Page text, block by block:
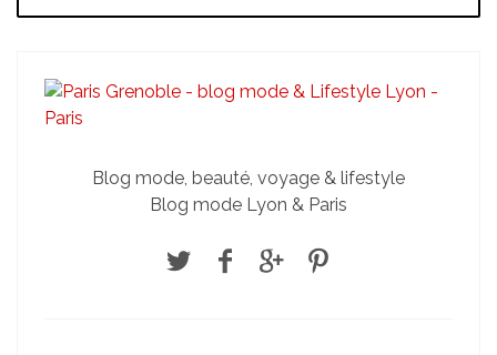
Blog mode, beauté, voyage & lifestyle
Blog mode Lyon & Paris